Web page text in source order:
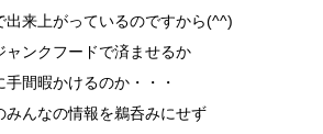
出来上がっているのですから(^^)
ャンクフードで済ませるか
間暇かけるのか・・・
みんなの情報を鵜呑みにせず